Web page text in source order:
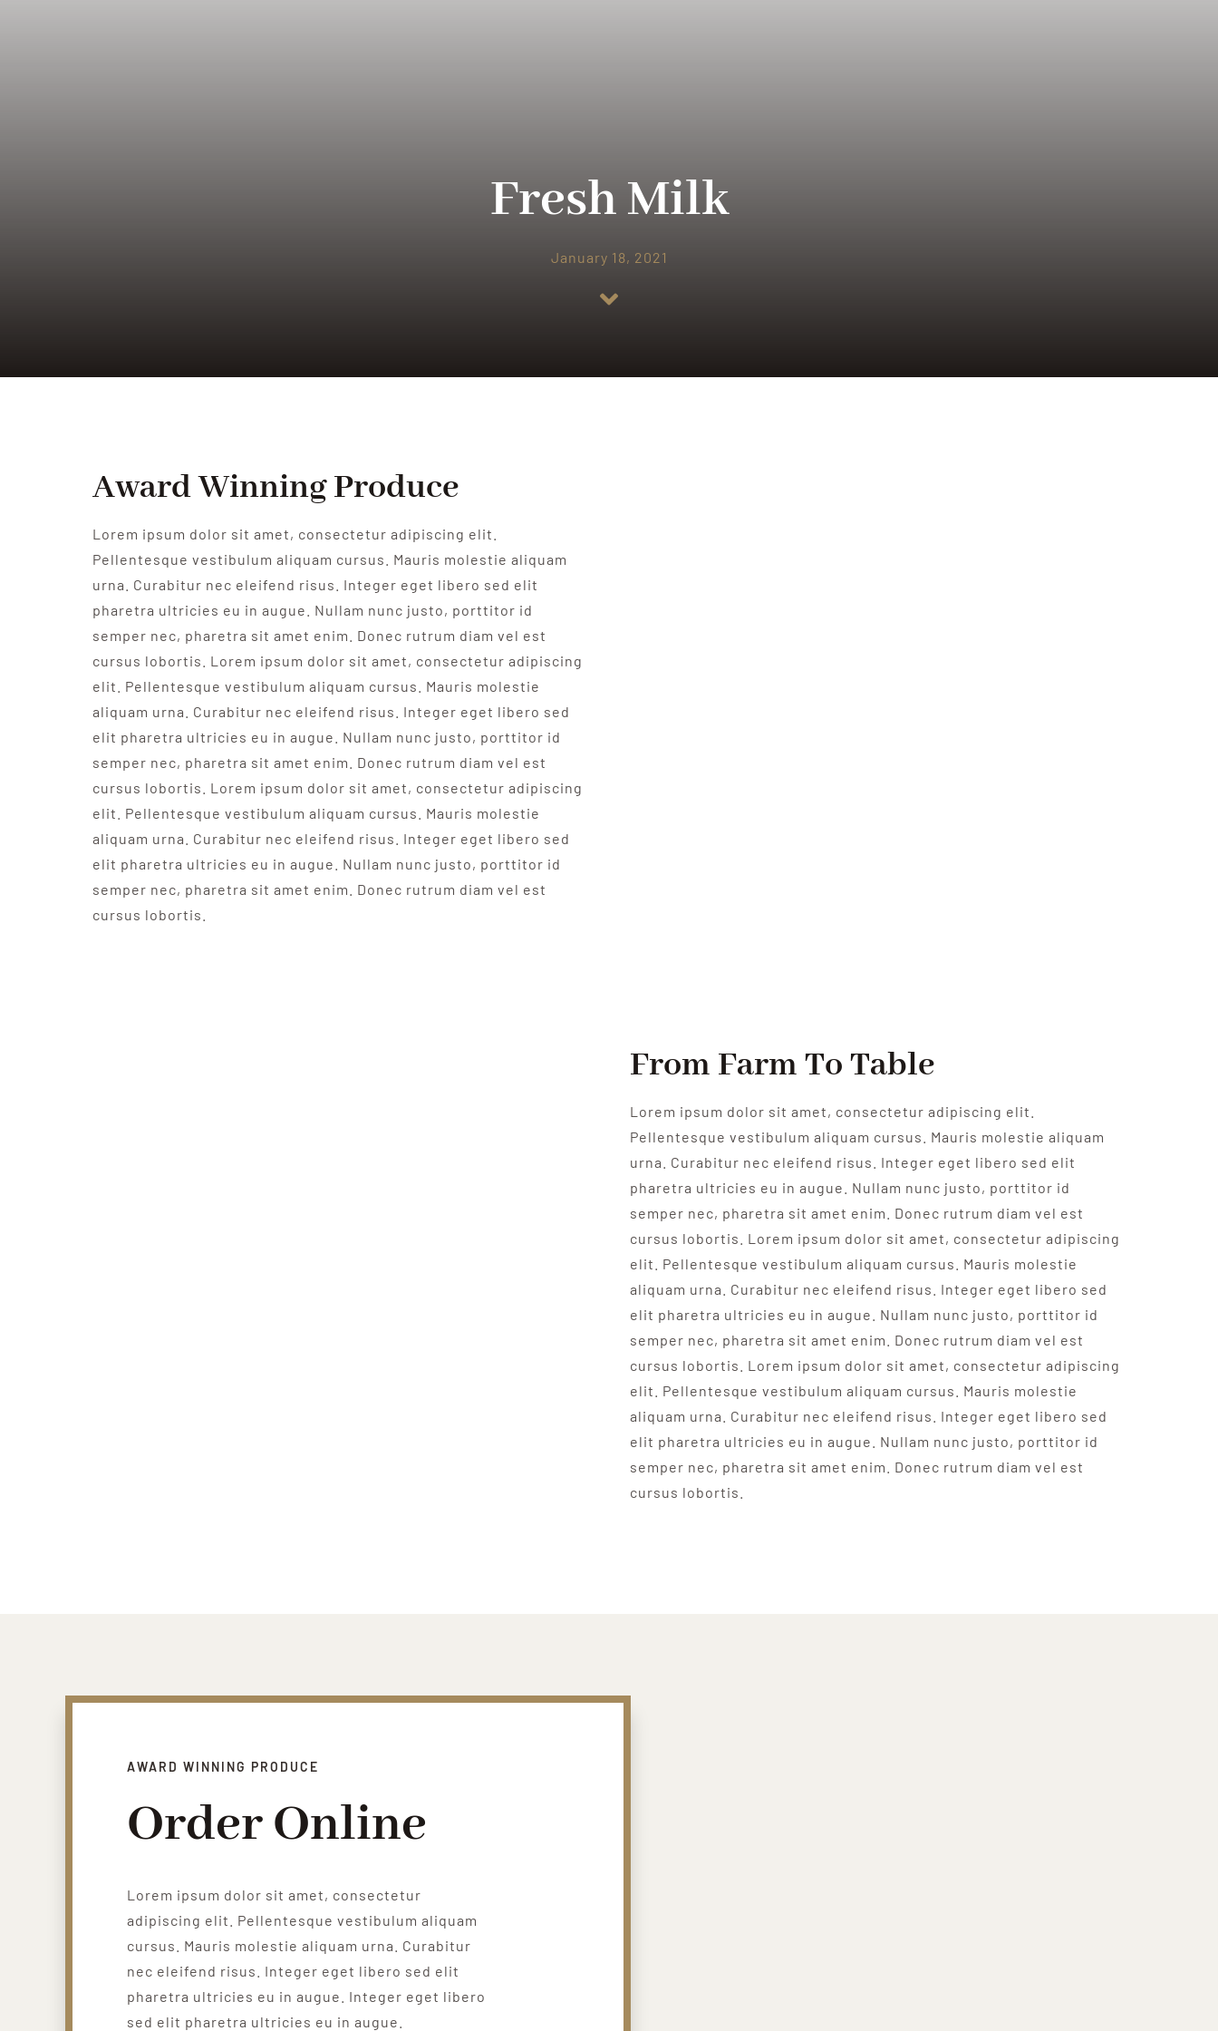
Fresh Milk
January 18, 2021
Award Winning Produce
Lorem ipsum dolor sit amet, consectetur adipiscing elit.
Pellentesque vestibulum aliquam cursus. Mauris molestie aliquam
urna. Curabitur nec eleifend risus. Integer eget libero sed elit
pharetra ultricies eu in augue. Nullam nunc justo, porttitor id
semper nec, pharetra sit amet enim. Donec rutrum diam vel est
cursus lobortis. Lorem ipsum dolor sit amet, consectetur adipiscing
elit. Pellentesque vestibulum aliquam cursus. Mauris molestie
aliquam urna. Curabitur nec eleifend risus. Integer eget libero sed
elit pharetra ultricies eu in augue. Nullam nunc justo, porttitor id
semper nec, pharetra sit amet enim. Donec rutrum diam vel est
cursus lobortis. Lorem ipsum dolor sit amet, consectetur adipiscing
elit. Pellentesque vestibulum aliquam cursus. Mauris molestie
aliquam urna. Curabitur nec eleifend risus. Integer eget libero sed
elit pharetra ultricies eu in augue. Nullam nunc justo, porttitor id
semper nec, pharetra sit amet enim. Donec rutrum diam vel est
cursus lobortis.
From Farm To Table
Lorem ipsum dolor sit amet, consectetur adipiscing elit.
Pellentesque vestibulum aliquam cursus. Mauris molestie aliquam
urna. Curabitur nec eleifend risus. Integer eget libero sed elit
pharetra ultricies eu in augue. Nullam nunc justo, porttitor id
semper nec, pharetra sit amet enim. Donec rutrum diam vel est
cursus lobortis. Lorem ipsum dolor sit amet, consectetur adipiscing
elit. Pellentesque vestibulum aliquam cursus. Mauris molestie
aliquam urna. Curabitur nec eleifend risus. Integer eget libero sed
elit pharetra ultricies eu in augue. Nullam nunc justo, porttitor id
semper nec, pharetra sit amet enim. Donec rutrum diam vel est
cursus lobortis. Lorem ipsum dolor sit amet, consectetur adipiscing
elit. Pellentesque vestibulum aliquam cursus. Mauris molestie
aliquam urna. Curabitur nec eleifend risus. Integer eget libero sed
elit pharetra ultricies eu in augue. Nullam nunc justo, porttitor id
semper nec, pharetra sit amet enim. Donec rutrum diam vel est
cursus lobortis.
AWARD WINNING PRODUCE
Order Online
Lorem ipsum dolor sit amet, consectetur
adipiscing elit. Pellentesque vestibulum aliquam
cursus. Mauris molestie aliquam urna. Curabitur
nec eleifend risus. Integer eget libero sed elit
pharetra ultricies eu in augue. Integer eget libero
sed elit pharetra ultricies eu in augue.